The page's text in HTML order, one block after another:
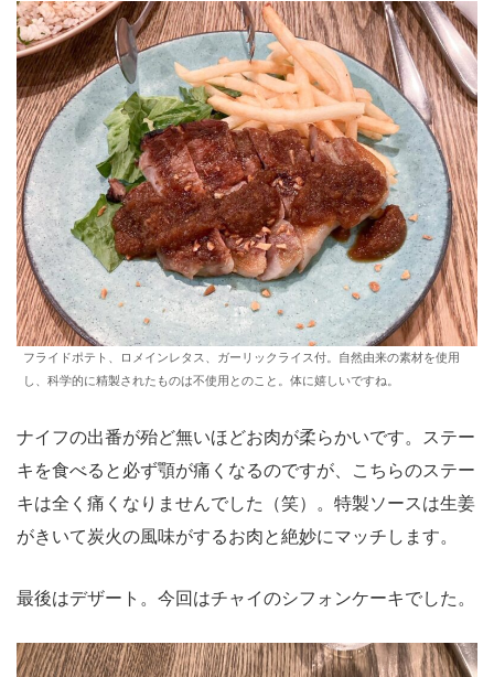
フライドポテト、ロメインレタス、ガーリックライス付。自然由来の素材を使用
し、科学的に精製されたものは不使用とのこと。体に嬉しいですね。
ナイフの出番が殆ど無いほどお肉が柔らかいです。ステー
キを食べると必ず顎が痛くなるのですが、こちらのステー
キは全く痛くなりませんでした（笑）。特製ソースは生姜
がきいて炭火の風味がするお肉と絶妙にマッチします。
最後はデザート。今回はチャイのシフォンケーキでした。